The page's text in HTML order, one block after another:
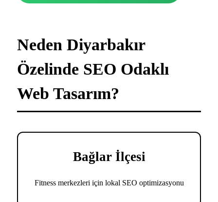
Neden Diyarbakır
Özelinde SEO Odaklı
Web Tasarım?
Bağlar İlçesi
Fitness merkezleri için lokal SEO optimizasyonu